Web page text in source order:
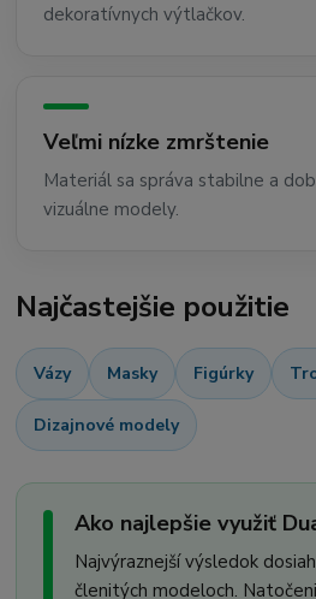
dekoratívnych výtlačkov.
Veľmi nízke zmrštenie
Materiál sa správa stabilne a
vizuálne modely.
Najčastejšie použitie
Vázy Masky Figúrky
Dizajnové modely
Ako najlepšie využiť
Najvýraznejší výsledok
členitých modeloch.